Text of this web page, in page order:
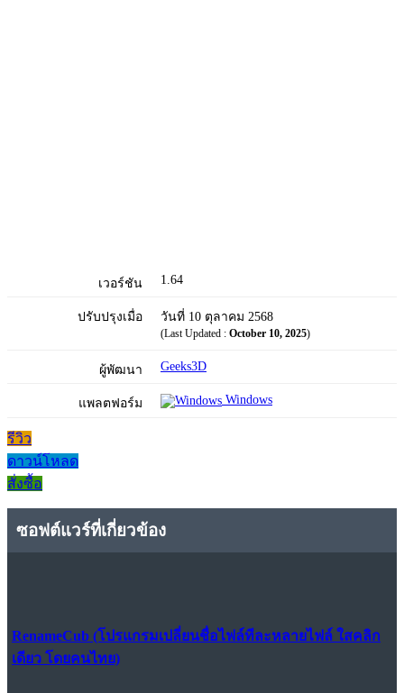
เวอร์ชัน 1.64
ปรับปรุงเมื่อ วันที่ 10 ตุลาคม 2568
(Last Updated : October 10, 2025)
ผู้พัฒนา Geeks3D
แพลตฟอร์ม Windows
รีวิว
ดาวน์โหลด
สั่งซื้อ
ซอฟต์แวร์ที่เกี่ยวข้อง
RenameCub (โปรแกรมเปลี่ยนชื่อไฟล์ทีละหลายไฟล์ ใสคลิก
เดียว โดยคนไทย)